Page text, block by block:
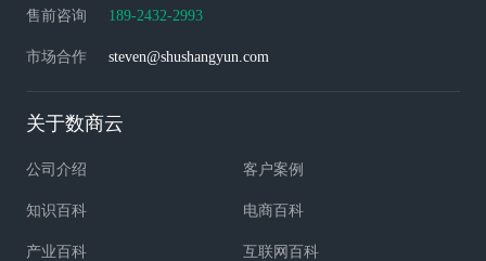
售前咨询 189-2432-2993
市场合作 steven@shushangyun.com
关于数商云
公司介绍 客户案例
知识百科 电商百科
产业百科 互联网百科